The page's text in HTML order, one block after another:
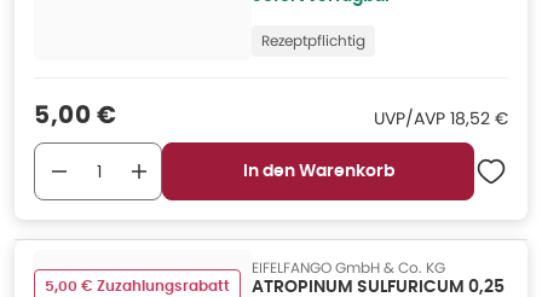
Rezeptpflichtig
Verkaufspreis
5,00 € UVP/AVP UVP/AVP
18,52 €
In den Warenkorb
5,00 € Zuzahlungsrabatt
EIFELFANGO GmbH & Co. KG
ATROPINUM SULFURICUM 0,25